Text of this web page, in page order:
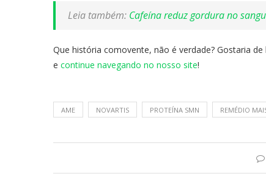
Leia também: Cafeína reduz gordura no
Que história comovente, não é verdade? Gostaria
e continue navegando no nosso site!
AME NOVARTIS PROTEÍNA SMN REMÉDIO